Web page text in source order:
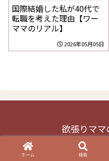
国際結婚した私が40代で
転職を考えた理由【ワー
ママのリアル】
2026年05月05日
欲張りマ
© 2026 欲張り
ホーム 検索